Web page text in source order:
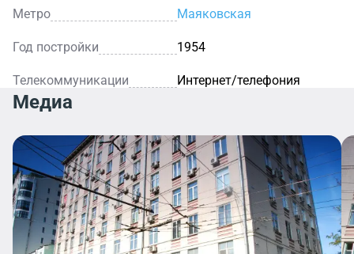
Метро Маяковская
Год постройки 1954
Телекоммуникации Интернет/телефония
Медиа